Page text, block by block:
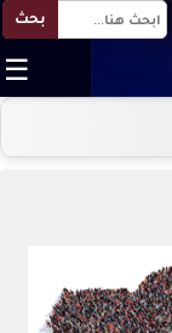
بحث
☰